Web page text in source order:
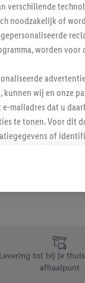
Levering tot bij je
afhaalpunt
verschillende
noodzakelijk of
worden
wij en onze
mailadres dat u
te tonen. Voor dit
of
in het kader van
product in de
en verschillende
toestaan en
gebruik van de
voor